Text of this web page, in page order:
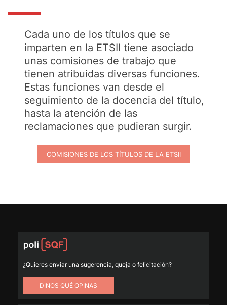
Cada uno de los títulos que se
imparten en la ETSII tiene asociado
unas comisiones de trabajo que
tienen atribuidas diversas funciones.
Estas funciones van desde el
seguimiento de la docencia del título,
hasta la atención de las
reclamaciones que pudieran surgir.
COMISIONES DE LOS TÍTULOS DE LA ETSII
¿Quieres enviar una sugerencia, queja o felicitación?
DINOS QUÉ OPINAS